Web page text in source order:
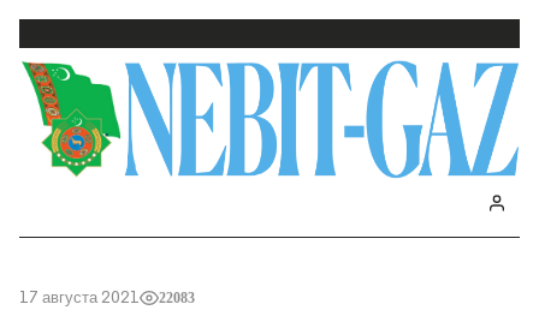
17 августа 2021 22083